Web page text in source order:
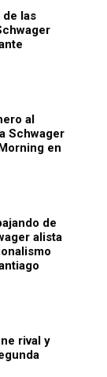
de las
al
Schwager
en
de
alista
rival y